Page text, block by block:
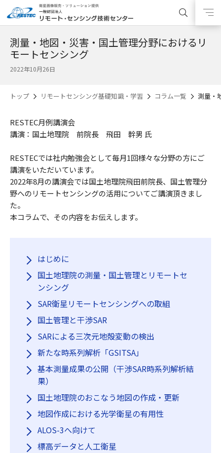
測量・地図・災害・国土管理分野におけるリ
モートセンシング
2022年10月26日
トップ リモートセンシング基礎知識・学習 コラム一覧 測量・
RESTEC月例講演会
講演：国土地理院 前院長 飛田 幹男 氏
RESTECでは社内勉強会として毎月1回様々な分野の方にご
講演をいただいています。
2022年8月の講演会では国土地理院飛田前院長、国土管理分
野へのリモートセンシングの活用についてご講演頂きまし
た。
本コラムで、その内容をお伝えします。
はじめに
国土地理院の測量・国土管理とリモートセ
ンシング
SAR衛星リモートセンシングへの取組
国土管理と干渉SAR
SARによる三次元地殻変動の検出
新たな時系列解析「GSITSA」
基本測量成果の公開（干渉SAR時系列解析結
果）
国土地理院のおこなう地図の作成・更新
地図作成における光学衛星の有用性
ALOS-3へ向けて
標高データと人工衛星